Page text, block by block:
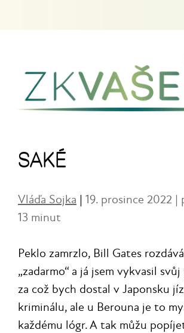
SAKÉ
Vláďa Sojka | 19. prosince 2022 |
13 minut
Peklo zamrzlo, Bill Gates
„zadarmo“ a já jsem vykvasil
za což bych dostal v Japonsku
kriminálu, ale u Berouna je to
každému lógr. A tak můžu